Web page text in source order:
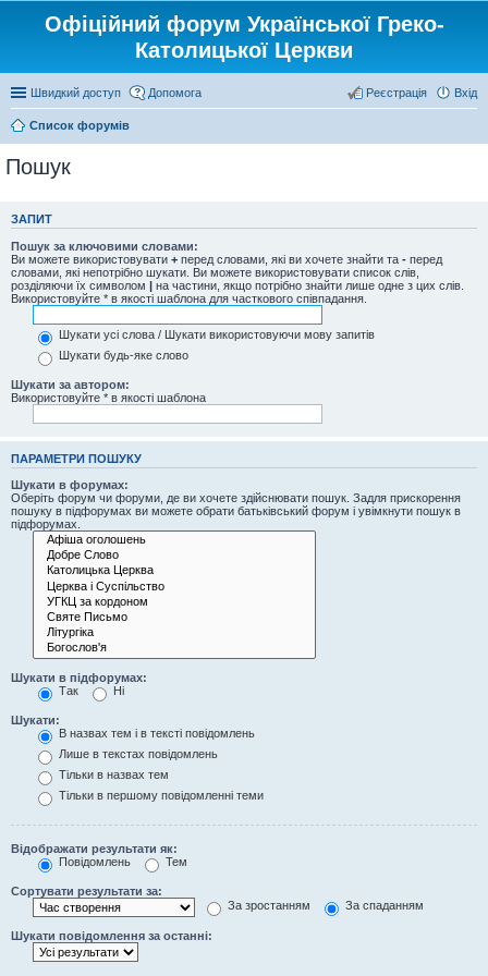
Офіційний форум Української Греко-
Католицької Церкви
Швидкий доступ Допомога Вхід
Реєстрація
Список форумів
Пошук
ЗАПИТ
Пошук за ключовими словами:
Ви можете використовувати + перед словами, які ви хочете знайти та - перед
словами, які непотрібно шукати. Ви можете використовувати список слів,
розділяючи їх символом | на частини, якщо потрібно знайти лише одне з цих слів.
Використовуйте * в якості шаблона для часткового співпадання.
Шукати усі слова / Шукати використовуючи мову запитів
Шукати будь-яке слово
Шукати за автором:
Використовуйте * в якості шаблона
ПАРАМЕТРИ ПОШУКУ
Шукати в форумах:
Оберіть форум чи форуми, де ви хочете здійснювати пошук. Задля прискорення
пошуку в підфорумах ви можете обрати батьківський форум і увімкнути пошук в
підфорумах.
Шукати в підфорумах:
Так
Ні
Шукати:
В назвах тем і в тексті повідомлень
Лише в текстах повідомлень
Тільки в назвах тем
Тільки в першому повідомленні теми
Відображати результати як:
Повідомлень
Тем
Сортувати результати за:
За зростанням
За спаданням
Шукати повідомлення за останні: